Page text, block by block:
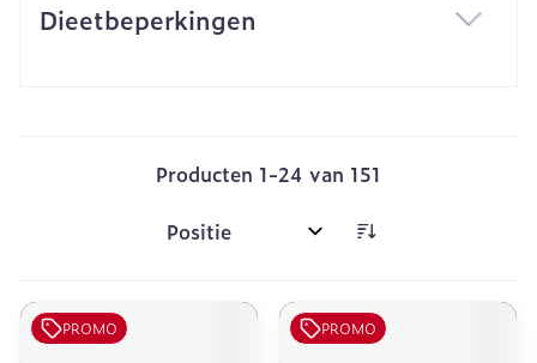
Dieetbeperkingen
Producten 1-24 van 151
Sorteer op:
PROMO PROMO